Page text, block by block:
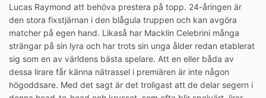
Lucas Raymond att behöva prestera på topp. 24-åringen är
den stora fixstjärnan i den blågula truppen och kan avgöra
matcher på egen hand. Likaså har Macklin Celebrini många
strängar på sin lyra och har trots sin unga ålder redan etablerat
sig som en av världens bästa spelare. Att en eller båda av
dessa lirare får känna nätrassel i premiären är inte någon
högoddsare. Med det sagt är det troligast att de delar segern i